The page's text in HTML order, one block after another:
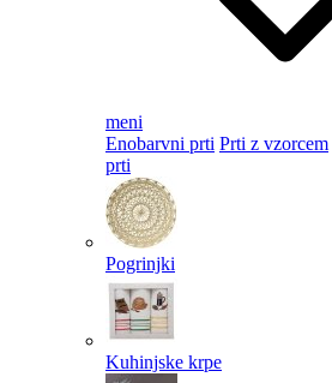
meni
Enobarvni prti Prti z vzorcem
prti​
Pogrinjki
Kuhinjske krpe